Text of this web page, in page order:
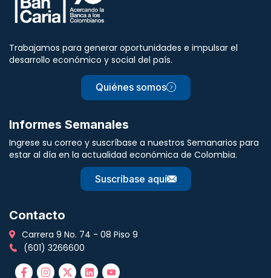
Trabajamos para generar oportunidades e impulsar el
desarrollo económico y social del país.
Quiénes somos
Informes Semanales
Ingrese su correo y suscríbase a nuestros Semanarios para
estar al día en la actualidad económica de Colombia.
Suscríbase aquí
Contacto
Carrera 9 No. 74 - 08 Piso 9
(601) 3266600